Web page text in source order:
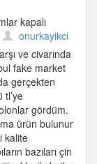
kapalı
onurkayikci
ve civarında
fake market
gerçekten
gördüm.
ürün bulunur
kalite
bazıları çin